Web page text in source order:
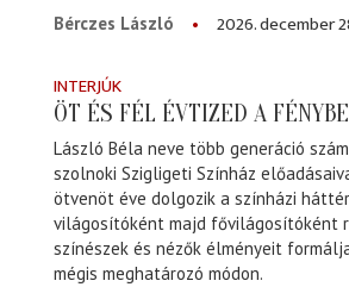
Bérczes László
2026. december
INTERJÚK
ÖT ÉS FÉL ÉVTIZED A
László Béla neve több generáció
szolnoki Szigligeti Színház
ötvenöt éve dolgozik a színházi
világosítóként majd fővilágosítóként
színészek és nézők élményeit
mégis meghatározó módon.